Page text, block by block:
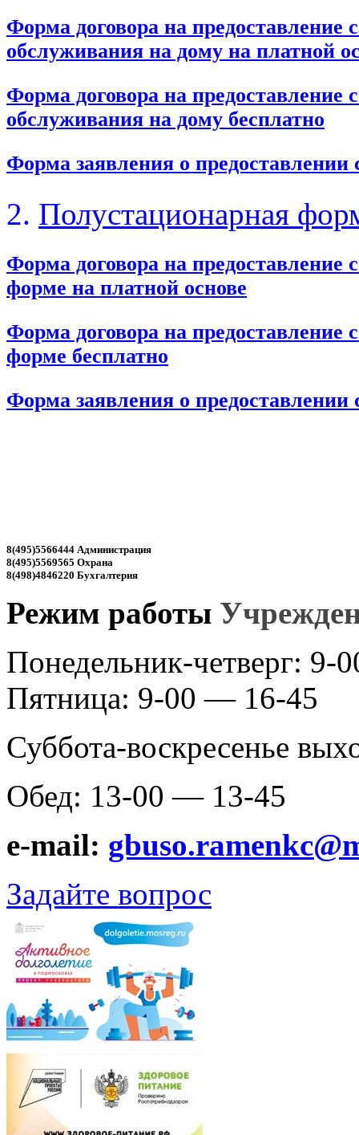
Форма договора на предоставление
обслуживания на дому на платной
Форма договора на предоставление
обслуживания на дому бесплатно
Форма заявления о предоставлении
2. Полустационарная
Форма договора на предоставление
форме на платной основе
Форма договора на предоставление
форме бесплатно
Форма заявления о предоставлении
8(495)5566444 Администрация
8(495)5569565 Охрана
8(498)4846220 Бухгалтерия
Режим работы
Понедельник-четверг: 9-
Пятница: 9-00 — 16-45
Суббота-воскресенье
Обед: 13-00 — 13-45
e-mail:
Задайте вопрос